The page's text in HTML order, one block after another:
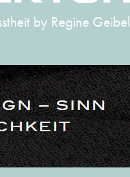
by Regine Geibel